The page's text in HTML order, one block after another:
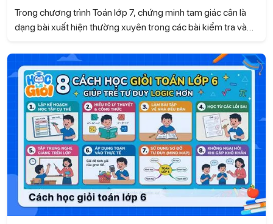
Trong chương trình Toán lớp 7, chứng minh tam giác cân là
dạng bài xuất hiện thường xuyên trong các bài kiểm tra và
tam giác cân cũng như vận dụng linh hoạt các tính chất hình
học. Hãy cùng Học là Giỏi tìm hiểu cách chứng minh tam giác
cân lớp 7 nhanh và dễ hiểu ngay sau đây.